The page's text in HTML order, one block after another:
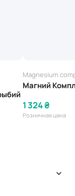
Magnesium
Магний
1 324 ₴
Розничная цена